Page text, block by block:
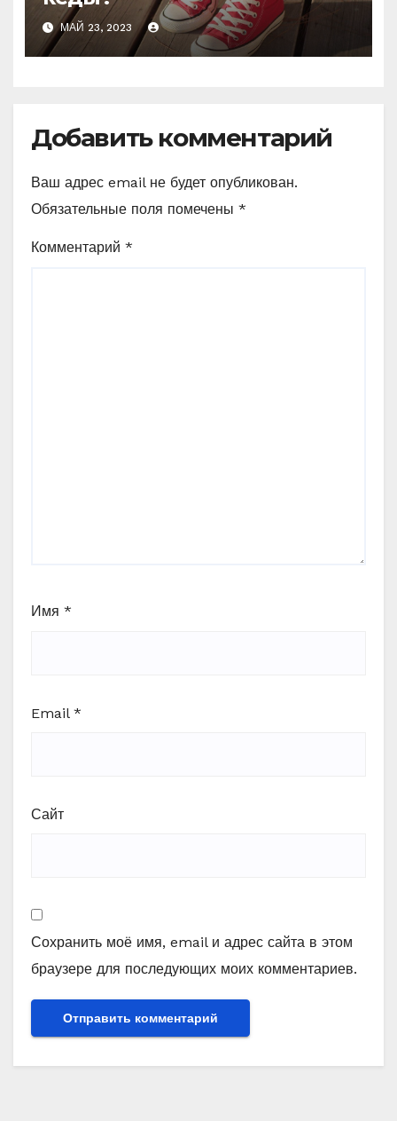
МАЙ 23, 2023
Добавить комментарий
Ваш адрес email не будет опубликован.
Обязательные поля помечены *
Комментарий *
Имя *
Email *
Сайт
Сохранить моё имя, email и адрес сайта в этом
браузере для последующих моих комментариев.